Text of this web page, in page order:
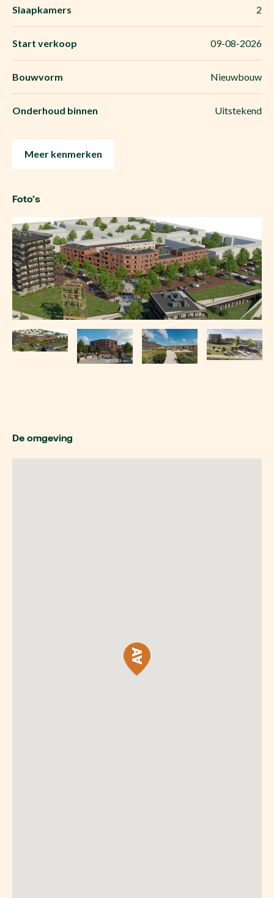
Slaapkamers 2
Start verkoop 09-08-2026
Bouwvorm Nieuwbouw
Onderhoud binnen Uitstekend
Meer kenmerken
Foto’s
De omgeving